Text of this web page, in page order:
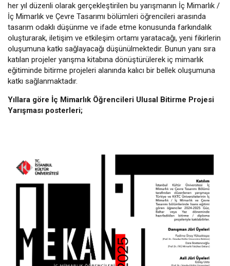
her yıl düzenli olarak gerçekleştirilen bu yarışmanın İç Mimarlık /
İç Mimarlık ve Çevre Tasarımı bölümleri öğrencileri arasında
tasarım odaklı düşünme ve ifade etme konusunda farkındalık
oluşturarak, iletişim ve etkileşim ortamı yaratacağı, yeni fikirlerin
oluşumuna katkı sağlayacağı düşünülmektedir. Bunun yanı sıra
katılan projeler yarışma kitabına dönüştürülerek iç mimarlık
eğitiminde bitirme projeleri alanında kalıcı bir bellek oluşumuna
katkı sağlanmaktadır.
Yıllara göre İç Mimarlık Öğrencileri Ulusal Bitirme Projesi
Yarışması posterleri;